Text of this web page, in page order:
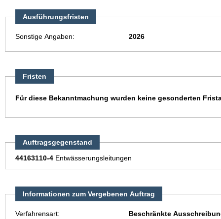
Ausführungsfristen
Sonstige Angaben: 2026
Fristen
Für diese Bekanntmachung wurden keine gesonderten
Auftragsgegenstand
44163110-4 Entwässerungsleitungen
Informationen zum Vergebenen Auftrag
Verfahrensart: Beschränkte